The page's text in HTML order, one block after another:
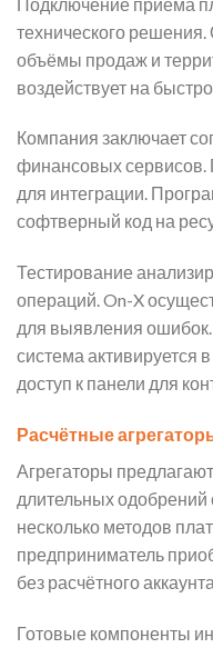
технического
объёмы продаж и
воздействует на
Компания заключает
финансовых сервисов.
для интеграции.
софтверный код на
Тестирование
операций. On-X
для выявления
система активируется
доступ к панели для
Расчётные
Агрегаторы
длительных одобрений
несколько методов
предприниматель
без расчётного
Готовые компоненты